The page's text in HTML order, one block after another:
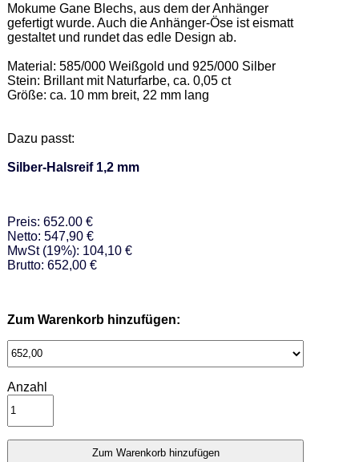
Mokume Gane Blechs, aus dem der Anhänger
gefertigt wurde. Auch die Anhänger-Öse ist eismatt
gestaltet und rundet das edle Design ab.
Material: 585/000 Weißgold und 925/000 Silber
Stein: Brillant mit Naturfarbe, ca. 0,05 ct
Größe: ca. 10 mm breit, 22 mm lang
Dazu passt:
Silber-Halsreif 1,2 mm
Preis: 652.00 €
Netto: 547,90 €
MwSt (19%): 104,10 €
Brutto: 652,00 €
Zum Warenkorb hinzufügen:
Anzahl